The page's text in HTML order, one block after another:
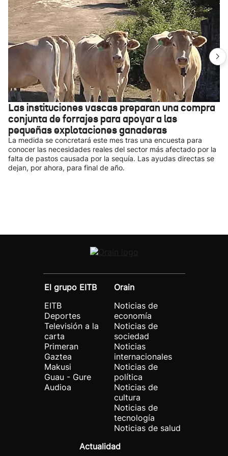
Las instituciones vascas preparan una compra
conjunta de forrajes para apoyar a las
pequeñas explotaciones ganaderas
La medida se concretará este mes tras una encuesta para
conocer las necesidades reales del sector más afectado por la
falta de pastos causada por la sequía. Las ayudas directas se
dejan, por ahora, para final de año.
El grupo EITB
EITB
Deportes
Televisión a la
carta
Primeran
Gaztea
Makusi
Guau - Gure
Audioa
Orain
Noticias de
economía
Noticias de
sociedad
Noticias
internacionales
Noticias de
política
Noticias de
cultura
Noticias de
tecnología
Noticias de salud
Actualidad